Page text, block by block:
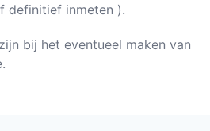
definitief inmeten ).
bij het eventueel maken van